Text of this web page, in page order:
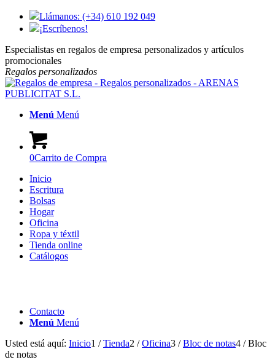
Llámanos: (+34) 610 192 049
¡Escríbenos!
Especialistas en regalos de empresa personalizados y artículos
promocionales
Regalos personalizados
Menú Menú
0Carrito de Compra
Inicio
Escritura
Bolsas
Hogar
Oficina
Ropa y téxtil
Tienda online
Catálogos
Contacto
Menú Menú
Usted está aquí: Inicio1 / Tienda2 / Oficina3 / Bloc de notas4 / Bloc
de notas